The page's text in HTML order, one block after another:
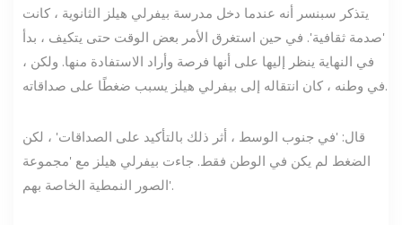
يتذكر سبنسر أنه عندما دخل مدرسة بيفرلي هيلز الثانوية ، كانت
'صدمة ثقافية'. في حين استغرق الأمر بعض الوقت حتى يتكيف ، بدأ
في النهاية ينظر إليها على أنها فرصة وأراد الاستفادة منها. ولكن ،
في وطنه ، كان انتقاله إلى بيفرلي هيلز يسبب ضغطًا على صداقاته.
قال: 'في جنوب الوسط ، أثر ذلك بالتأكيد على الصداقات' ، لكن
الضغط لم يكن في الوطن فقط. جاءت بيفرلي هيلز مع 'مجموعة
الصور النمطية الخاصة بهم'.